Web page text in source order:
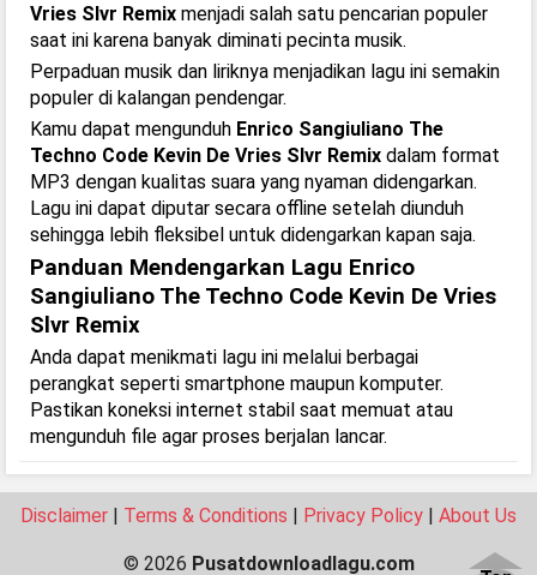
Vries Slvr Remix menjadi salah satu pencarian populer
saat ini karena banyak diminati pecinta musik.
Perpaduan musik dan liriknya menjadikan lagu ini semakin
populer di kalangan pendengar.
Kamu dapat mengunduh Enrico Sangiuliano The
Techno Code Kevin De Vries Slvr Remix dalam format
MP3 dengan kualitas suara yang nyaman didengarkan.
Lagu ini dapat diputar secara offline setelah diunduh
sehingga lebih fleksibel untuk didengarkan kapan saja.
Panduan Mendengarkan Lagu Enrico
Sangiuliano The Techno Code Kevin De Vries
Slvr Remix
Anda dapat menikmati lagu ini melalui berbagai
perangkat seperti smartphone maupun komputer.
Pastikan koneksi internet stabil saat memuat atau
mengunduh file agar proses berjalan lancar.
Disclaimer | Terms & Conditions | Privacy Policy | About Us
© 2026 Pusatdownloadlagu.com